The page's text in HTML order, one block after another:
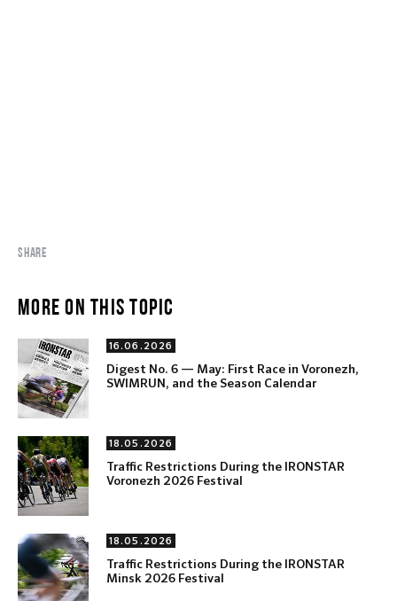
SHARE
MORE ON THIS TOPIC
16.06.2026
Digest No. 6 — May: First Race in Voronezh,
SWIMRUN, and the Season Calendar
18.05.2026
Traffic Restrictions During the IRONSTAR
Voronezh 2026 Festival
18.05.2026
Traffic Restrictions During the IRONSTAR
Minsk 2026 Festival